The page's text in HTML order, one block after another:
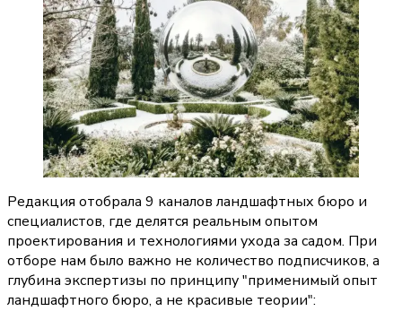
Редакция отобрала 9 каналов ландшафтных бюро и
специалистов, где делятся реальным опытом
проектирования и технологиями ухода за садом. При
отборе нам было важно не количество подписчиков, а
глубина экспертизы по принципу "применимый опыт
ландшафтного бюро, а не красивые теории":